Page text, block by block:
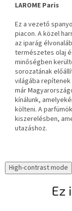
LAROME Paris
Ez a vezető
piacon. A közel
az iparág
természetes olaj
minőségben
sorozatának
világába repítenek
már
kínálunk,
költeni. A
kiszerelésben,
utazáshoz.
High-contrast mode
Ez